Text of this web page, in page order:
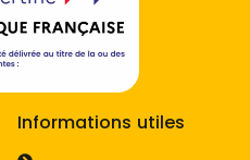
Informations utiles